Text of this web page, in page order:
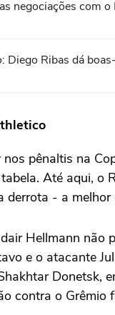
negociações com
Diego Ribas dá
nos pênaltis na
Até aqui, o
derrota - a
Hellmann não
e o atacante
Donetsk,
contra o